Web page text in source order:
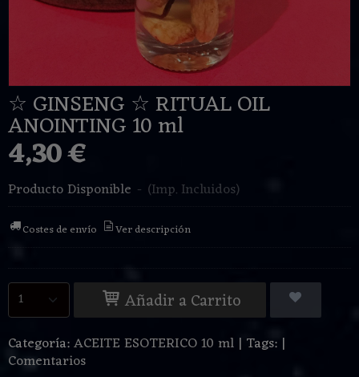
☆ GINSENG ☆ RITUAL OIL
ANOINTING 10 ml
4,30 €
Producto Disponible - (Imp. Incluidos)
Costes de envío Ver descripción
Añadir a Carrito
Categoría:ACEITE ESOTERICO 10 ml | Tags: |
Comentarios